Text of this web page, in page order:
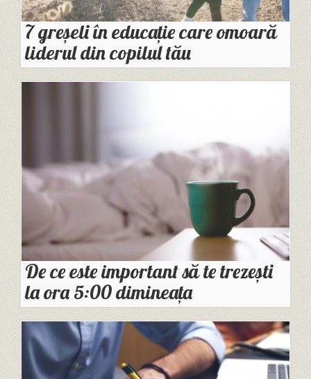
7 greșeli în educație care omoară
liderul din copilul tău
De ce este important să te trezești
la ora 5:00 dimineața